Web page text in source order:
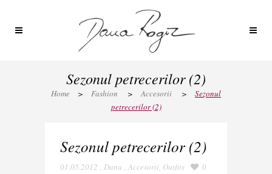
Sezonul petrecerilor (2)
Home > Fashion > Accesorii >
Sezonul
petrecerilor (2)
Sezonul petrecerilor (2)
01.05.2012 , Dana , Accesorii, Outfits
0